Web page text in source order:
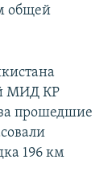
общей
МИД КР
прошедшие
196 км